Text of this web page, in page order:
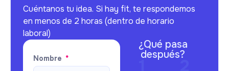
Cuéntanos tu idea. Si hay fit, te respondemos
en menos de 2 horas (dentro de horario
laboral)
Nombre
¿Qué pasa
después?